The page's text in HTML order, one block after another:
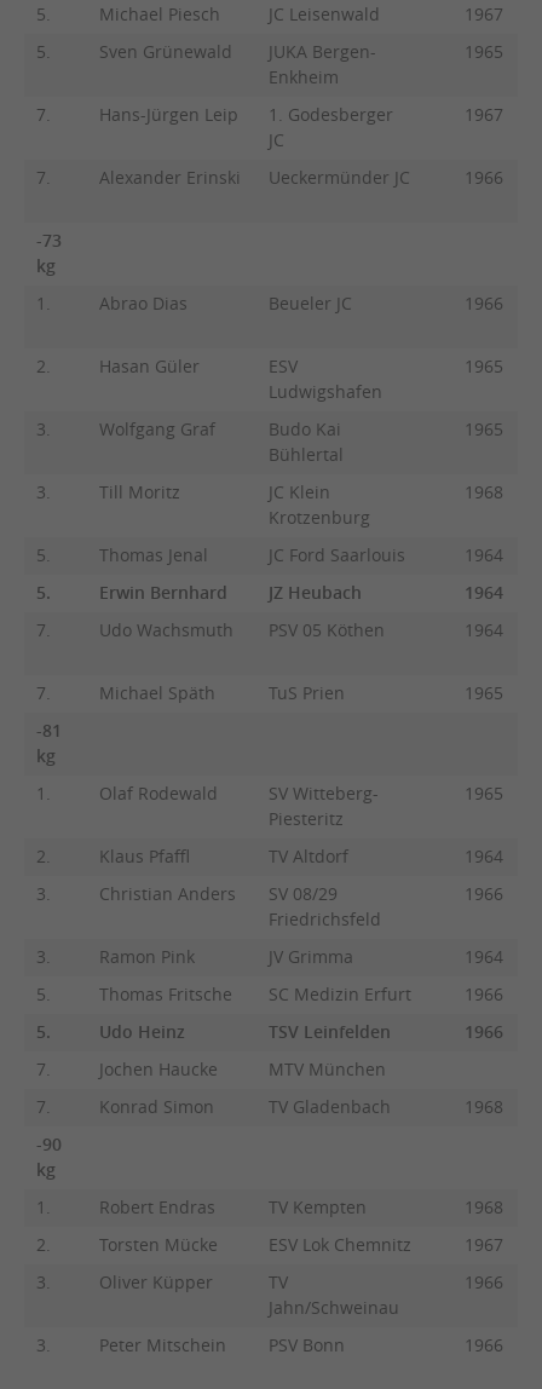
5.
Michael Piesch JC Leisenwald
1967
5.
Sven Grünewald
JUKA Bergen-
Enkheim
1965
7. Hans-Jürgen Leip
1. Godesberger
JC
1967
7. Alexander Erinski Ueckermünder JC 1966
-73
kg
1.
Abrao Dias Beueler JC 1966
2. Hasan Güler
ESV
Ludwigshafen
1965
3. Wolfgang Graf
Budo Kai
Bühlertal
1965
3. Till Moritz
JC Klein
Krotzenburg
1968
5. Thomas Jenal JC Ford Saarlouis
1964
5.
Erwin Bernhard JZ Heubach
1964
7.
Udo Wachsmuth PSV 05 Köthen 1964
7. Michael Späth TuS Prien
1965
-81
kg
1.
Olaf Rodewald
SV Witteberg-
Piesteritz
1965
2. Klaus Pfaffl TV Altdorf
1964
3.
Christian Anders
SV 08/29
Friedrichsfeld
1966
3. Ramon Pink JV Grimma
1964
5.
Thomas Fritsche SC Medizin Erfurt
1966
5.
Udo Heinz TSV Leinfelden
1966
7.
Jochen Haucke
MTV München
7.
Konrad Simon TV Gladenbach
1968
-90
kg
1.
Robert Endras TV Kempten
1968
2.
Torsten Mücke ESV Lok Chemnitz
1967
3.
Oliver Küpper
TV
Jahn/Schweinau
1966
3. Peter Mitschein PSV Bonn 1966